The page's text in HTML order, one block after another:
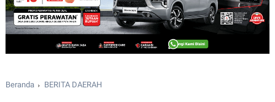
Beranda BERITA DAERAH